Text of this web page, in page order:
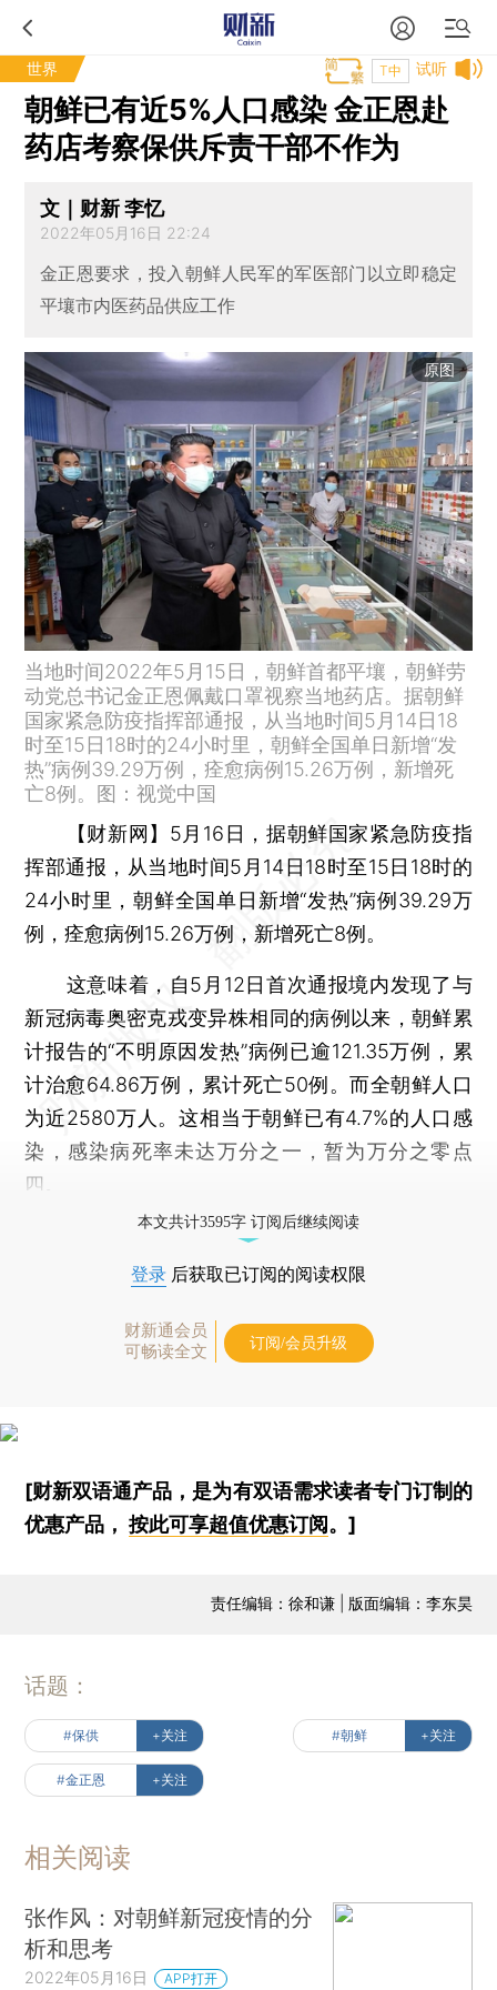
世界 试听
T中
朝鲜已有近5%人口感染 金正恩赴
药店考察保供斥责干部不作为
文｜财新 李忆
2022年05月16日 22:24
金正恩要求，投入朝鲜人民军的军医部门以立即稳定
平壤市内医药品供应工作
原图
当地时间2022年5月15日，朝鲜首都平壤，朝鲜劳
动党总书记金正恩佩戴口罩视察当地药店。据朝鲜
国家紧急防疫指挥部通报，从当地时间5月14日18
时至15日18时的24小时里，朝鲜全国单日新增“发
热”病例39.29万例，痊愈病例15.26万例，新增死
亡8例。图：视觉中国
【财新网】 5月16日，据朝鲜国家紧急防疫指
挥部通报，从当地时间5月14日18时至15日18时的
24小时里，朝鲜全国单日新增“发热”病例39.29万
例，痊愈病例15.26万例，新增死亡8例。
这意味着，自5月12日首次通报境内发现了与
新冠病毒奥密克戎变异株相同的病例以来，朝鲜累
计报告的“不明原因发热”病例已逾121.35万例，累
计治愈64.86万例，累计死亡50例。而全朝鲜人口
为近2580万人。这相当于朝鲜已有4.7%的人口感
染，感染病死率未达万分之一，暂为万分之零点
四。
本文共计3595字 订阅后继续阅读
登录 后获取已订阅的阅读权限
财新通会员
可畅读全文
订阅/会员升级
[财新双语通产品，是为有双语需求读者专门订制的
优惠产品，按此可享超值优惠订阅。]
责任编辑：徐和谦 | 版面编辑：李东昊
话题：
#保供 +关注 #朝鲜 +关注
#金正恩 +关注
相关阅读
张作风：对朝鲜新冠疫情的分
析和思考
2022年05月16日 APP打开